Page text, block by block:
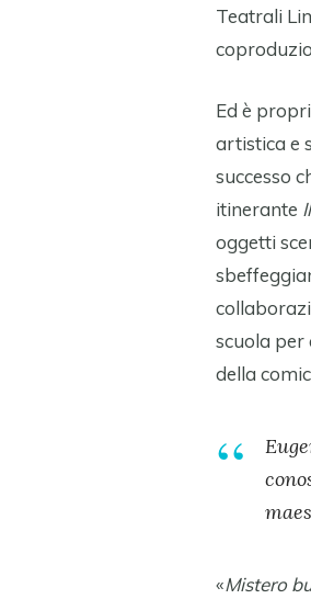
Teatrali
Ed è
artistica e
successo
itinerante
oggetti
scuola per
della
«Mistero